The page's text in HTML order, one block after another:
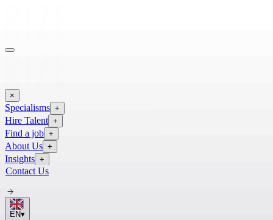
×
Specialisms +
Hire Talent +
Find a job +
About Us +
Insights +
Contact Us
EN▾